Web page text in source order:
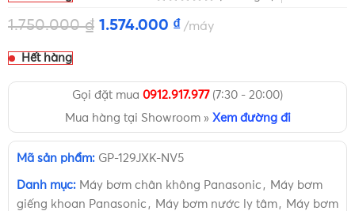
1.750.000₫ 1.574.000 ₫ máy
Hết hàng
Gọi đặt mua 0912.917.977(7:30 - 20:00)
Mua hàng tại Showroom » Xem đường đi
Mã sản phẩm: GP-129JXK-NV5
Danh mục: Máy bơm chân không Panasonic , Máy bơm
giếng khoan Panasonic , Máy bơm nước ly tâm , Máy bơm